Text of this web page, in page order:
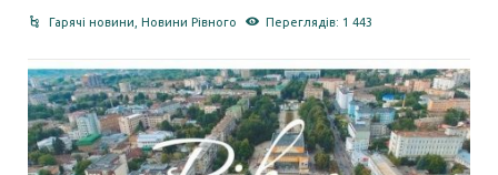
Гарячі новини ,Новини Рівного Переглядів: 1 443